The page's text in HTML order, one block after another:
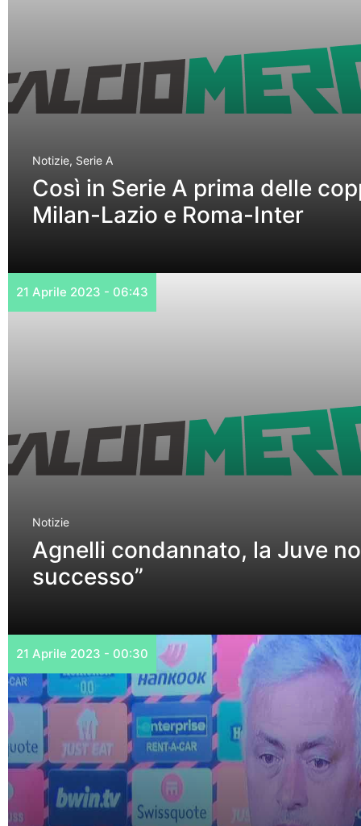
Notizie, Serie A
Così in Serie A prima delle
Milan-Lazio e Roma-Inter
21 Aprile 2023 - 06:43
Notizie
Agnelli condannato, la Juve
successo”
21 Aprile 2023 - 00:30